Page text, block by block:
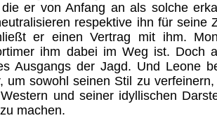
er von Anfang an als solche
respektive ihn für seine
er einen Vertrag mit ihm.
ihm dabei im Weg ist. Doch
Ausgangs der Jagd. Und Leone
um sowohl seinen Stil zu
und seiner idyllischen
machen.